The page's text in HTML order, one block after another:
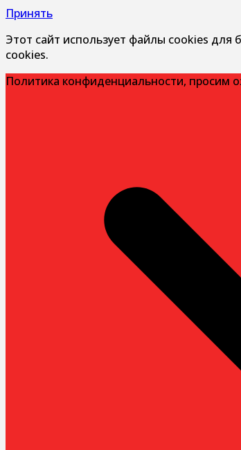
Принять
Этот сайт использует файлы cookies
cookies.
Политика конфиденциальности, просим